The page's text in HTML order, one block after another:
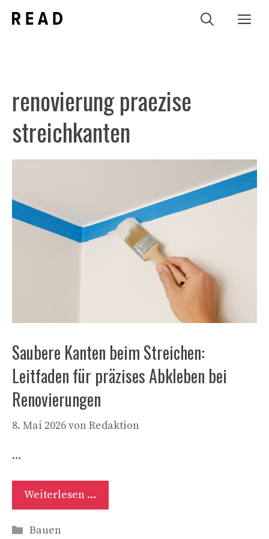
Inhalt
renovierung praezise
streichkanten
Saubere Kanten beim Streichen:
Leitfaden für präzises Abkleben bei
Renovierungen
8. Mai 2026vonRedaktion
…
Weiterlesen …
Kategorien
Bauen